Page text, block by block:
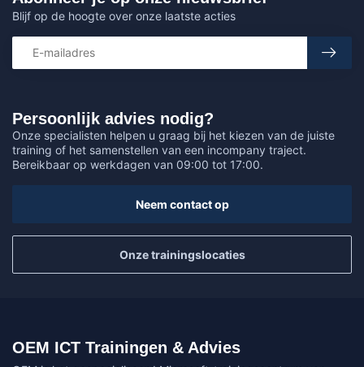
Persoonlijk advies nodig?
Onze specialisten helpen u graag bij het kiezen van de juiste
training of het samenstellen van een incompany traject.
Bereikbaar op werkdagen van 09:00 tot 17:00.
Neem contact op
Onze trainingslocaties
Blijf op de hoogte over onze laatste acties
OEM ICT Trainingen & Advies